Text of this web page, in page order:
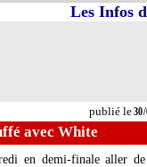
publié le30/
Les Infos
avec White
en demi-finale aller